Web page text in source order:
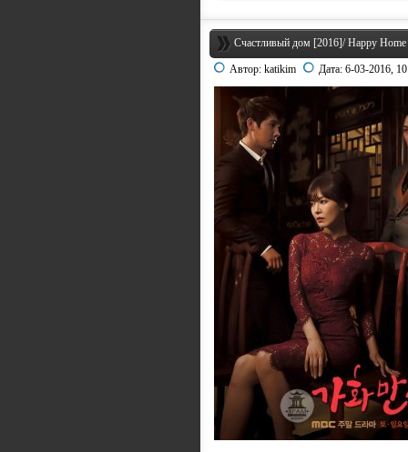
Счастливый дом [2016]/ Happy Home
Автор: katikim Дата: 6-03-2016,